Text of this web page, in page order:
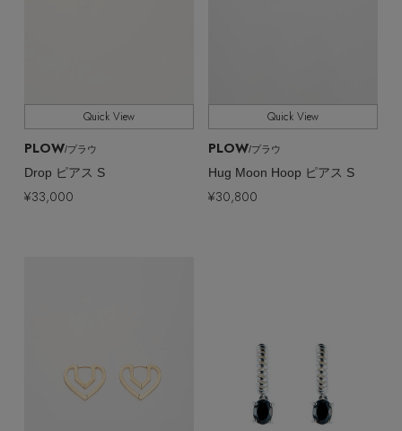
Quick View
PLOW/プラウ
Drop ピアス S
¥33,000
Quick View
PLOW/プラウ
Hug Moon Hoop ピアス S
¥30,800